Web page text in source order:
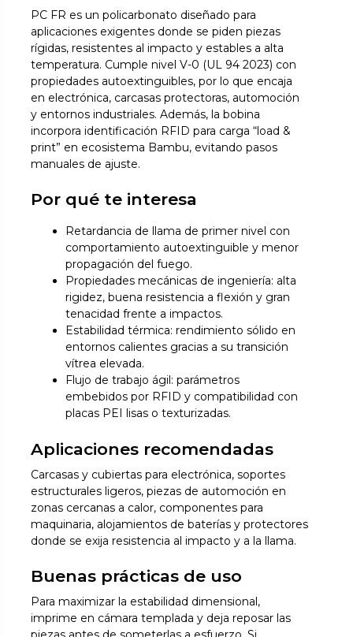
PC FR es un policarbonato diseñado para
aplicaciones exigentes donde se piden piezas
rígidas, resistentes al impacto y estables a alta
temperatura. Cumple nivel V-0 (UL 94 2023) con
propiedades autoextinguibles, por lo que encaja
en electrónica, carcasas protectoras, automoción
y entornos industriales. Además, la bobina
incorpora identificación RFID para carga “load &
print” en ecosistema Bambu, evitando pasos
manuales de ajuste.
Por qué te interesa
Retardancia de llama de primer nivel con
comportamiento autoextinguible y menor
propagación del fuego.
Propiedades mecánicas de ingeniería: alta
rigidez, buena resistencia a flexión y gran
tenacidad frente a impactos.
Estabilidad térmica: rendimiento sólido en
entornos calientes gracias a su transición
vítrea elevada.
Flujo de trabajo ágil: parámetros
embebidos por RFID y compatibilidad con
placas PEI lisas o texturizadas.
Aplicaciones recomendadas
Carcasas y cubiertas para electrónica, soportes
estructurales ligeros, piezas de automoción en
zonas cercanas a calor, componentes para
maquinaria, alojamientos de baterías y protectores
donde se exija resistencia al impacto y a la llama.
Buenas prácticas de uso
Para maximizar la estabilidad dimensional,
imprime en cámara templada y deja reposar las